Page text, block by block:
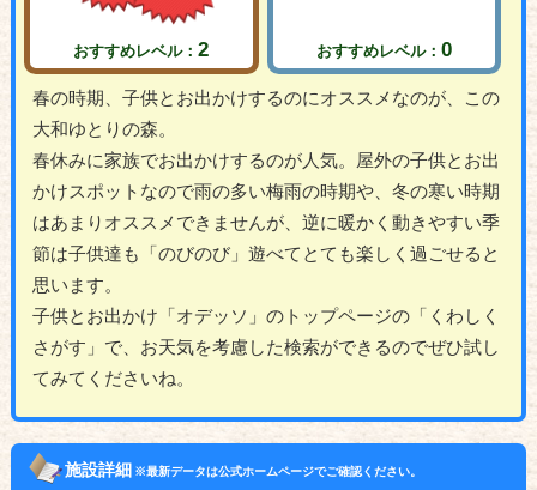
おすすめレベル：2 おすすめレベル： 0
春の時期、子供とお出かけするのにオススメなのが、この
大和ゆとりの森。
春休みに家族でお出かけするのが人気。屋外の子供とお出
かけスポットなので雨の多い梅雨の時期や、冬の寒い時期
はあまりオススメできませんが、逆に暖かく動きやすい季
節は子供達も「のびのび」遊べてとても楽しく過ごせると
思います。
子供とお出かけ「オデッソ」のトップページの「くわしく
さがす」で、お天気を考慮した検索ができるのでぜひ試し
てみてくださいね。
施設詳細※最新データは公式ホームページでご確認ください。